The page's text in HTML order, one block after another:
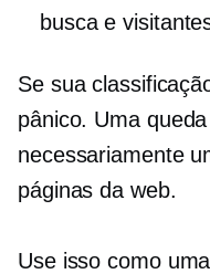
busca e
Se sua
pânico. Uma
necessariamente
páginas da web.
Use isso como